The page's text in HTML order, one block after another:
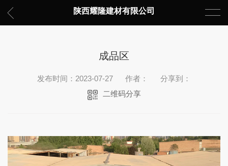
陕西耀隆建材有限公司
成品区
发布时间：2023-07-27 作者：
分享到：
二维码分享